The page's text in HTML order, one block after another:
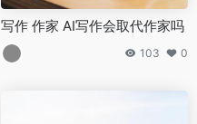
写作 作家 AI写作会取代作家吗
103 0